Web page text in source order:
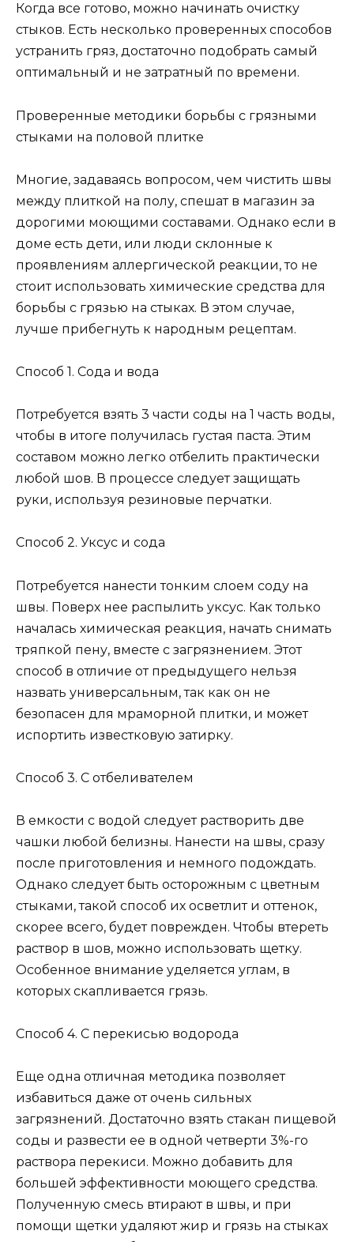
Когда все готово, можно начинать очистку
стыков. Есть несколько проверенных способов
устранить гряз, достаточно подобрать самый
оптимальный и не затратный по времени.
Проверенные методики борьбы с грязными
стыками на половой плитке
Многие, задаваясь вопросом, чем чистить швы
между плиткой на полу, спешат в магазин за
дорогими моющими составами. Однако если в
доме есть дети, или люди склонные к
проявлениям аллергической реакции, то не
стоит использовать химические средства для
борьбы с грязью на стыках. В этом случае,
лучше прибегнуть к народным рецептам.
Способ 1. Сода и вода
Потребуется взять 3 части соды на 1 часть воды,
чтобы в итоге получилась густая паста. Этим
составом можно легко отбелить практически
любой шов. В процессе следует защищать
руки, используя резиновые перчатки.
Способ 2. Уксус и сода
Потребуется нанести тонким слоем соду на
швы. Поверх нее распылить уксус. Как только
началась химическая реакция, начать снимать
тряпкой пену, вместе с загрязнением. Этот
способ в отличие от предыдущего нельзя
назвать универсальным, так как он не
безопасен для мраморной плитки, и может
испортить известковую затирку.
Способ 3. С отбеливателем
В емкости с водой следует растворить две
чашки любой белизны. Нанести на швы, сразу
после приготовления и немного подождать.
Однако следует быть осторожным с цветным
стыками, такой способ их осветлит и оттенок,
скорее всего, будет поврежден. Чтобы втереть
раствор в шов, можно использовать щетку.
Особенное внимание уделяется углам, в
которых скапливается грязь.
Способ 4. С перекисью водорода
Еще одна отличная методика позволяет
избавиться даже от очень сильных
загрязнений. Достаточно взять стакан пищевой
соды и развести ее в одной четверти 3%-го
раствора перекиси. Можно добавить для
большей эффективности моющего средства.
Полученную смесь втирают в швы, и при
помощи щетки удаляют жир и грязь на стыках